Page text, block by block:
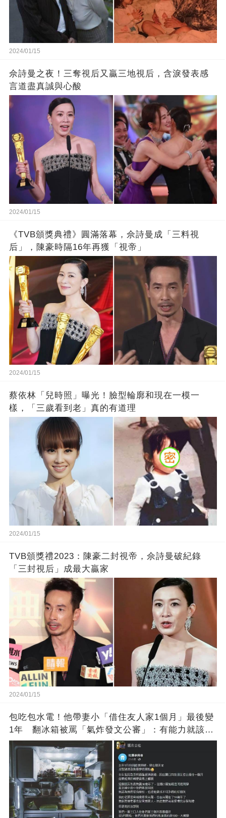
2024/01/15
佘詩曼之夜！三奪視后又贏三地視后，含淚發表感
言道盡真誠與心酸
2024/01/15
《TVB頒獎典禮》圓滿落幕，佘詩曼成「三料視
后」，陳豪時隔16年再獲「視帝」
2024/01/15
蔡依林「兒時照」曝光！臉型輪廓和現在一模一
樣，「三歲看到老」真的有道理
2024/01/15
TVB頒獎禮2023：陳豪二封視帝，佘詩曼破紀錄
「三封視后」成最大贏家
2024/01/15
包吃包水電！他帶妻小「借住友人家1個月」最後變
1年 翻冰箱被罵「氣炸發文公審」：有能力就該大
方